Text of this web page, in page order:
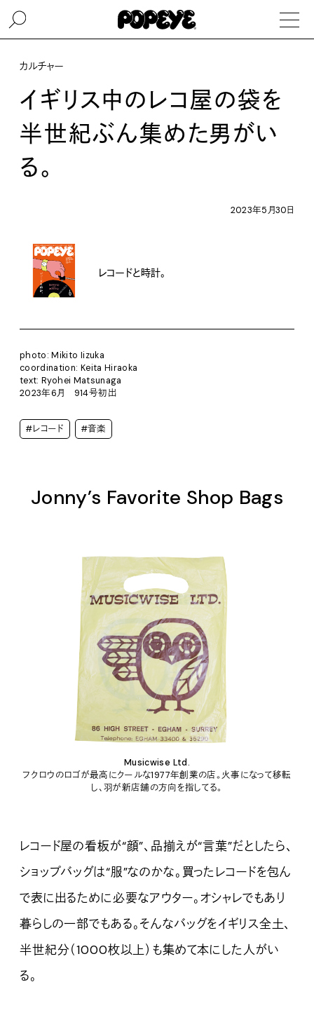
カルチャー
イギリス中のレコ屋の袋を
半世紀ぶん集めた男がい
る。
2023年5月30日
レコードと時計。
photo: Mikito Iizuka
coordination: Keita Hiraoka
text: Ryohei Matsunaga
2023年6月 914号初出
#レコード #音楽
Jonny’s Favorite Shop Bags
Musicwise Ltd.
フクロウのロゴが最高にクールな1977年創業の店。火事になって移転
し、羽が新店舗の方向を指してる。
レコード屋の看板が“顔”、品揃えが“言葉”だとしたら、
ショップバッグは“服”なのかな。買ったレコードを包ん
で表に出るために必要なアウター。オシャレでもあり
暮らしの一部でもある。そんなバッグをイギリス全土、
半世紀分（1000枚以上）も集めて本にした人がい
る。